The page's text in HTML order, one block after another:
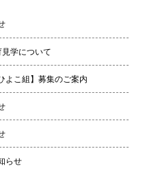
学について
こ組】募集のご案内
らせ